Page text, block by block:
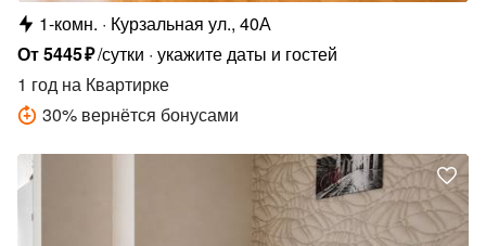
1-комн.
Курзальная ул., 40А
От5445₽/сутки укажите даты и гостей
1 год на Квартирке
30% вернётся бонусами